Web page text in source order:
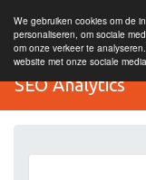
We gebruiken cookies om de
personaliseren, om sociale
om onze verkeer te
website met onze sociale
SEO Analytics